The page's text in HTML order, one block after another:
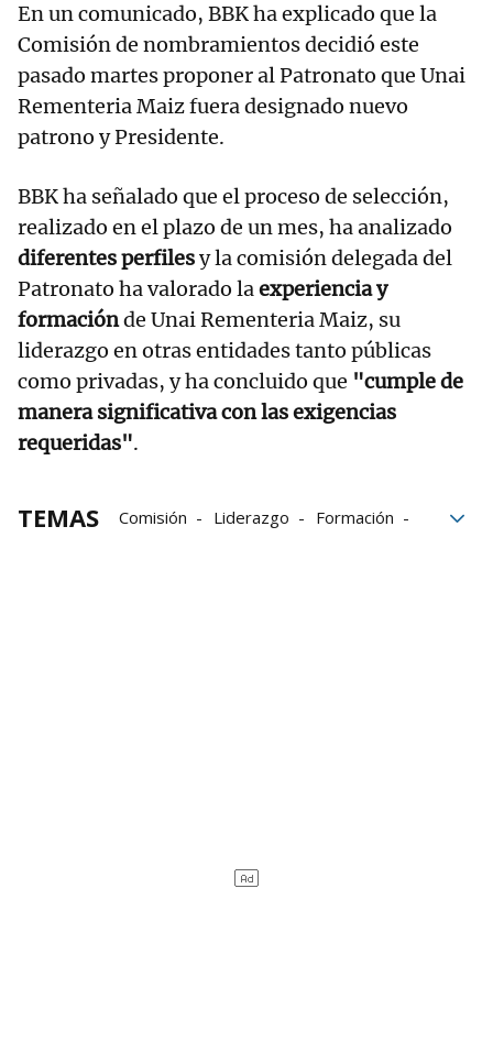
En un comunicado, BBK ha explicado que la
Comisión de nombramientos decidió este
pasado martes proponer al Patronato que Unai
Rementeria Maiz fuera designado nuevo
patrono y Presidente.
BBK ha señalado que el proceso de selección,
realizado en el plazo de un mes, ha analizado
diferentes perfilesy la comisión delegada del
Patronato ha valorado laexperiencia y
formaciónde Unai Rementeria Maiz, su
liderazgo en otras entidades tanto públicas
como privadas, y ha concluido que "cumple de
manera significativa con las exigencias
requeridas".
TEMAS Comisión Liderazgo
Formación